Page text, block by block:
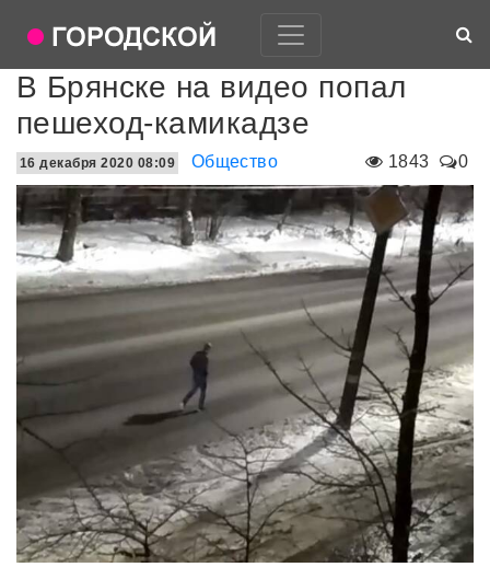
В Брянске на видео попал
пешеход-камикадзе
1843 0
16 декабря 2020 08:09 Общество